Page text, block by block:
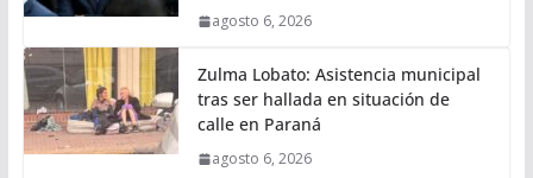
agosto 6, 2026
Zulma Lobato: Asistencia municipal
tras ser hallada en situación de
calle en Paraná
agosto 6, 2026